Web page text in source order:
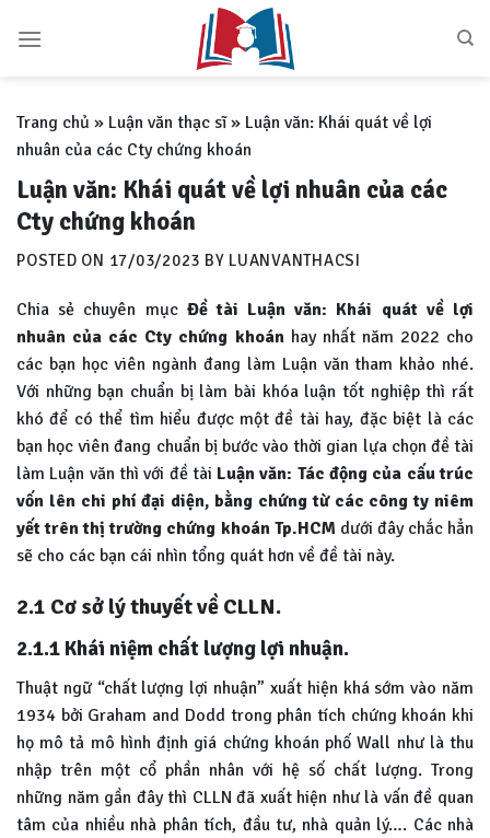
Trang chủ » Luận văn thạc sĩ» Luận văn: Khái quát về lợi
nhuân của các Cty chứng khoán
Luận văn: Khái quát về lợi nhuân của các
Cty chứng khoán
POSTED ON 17/03/2023 BY LUANVANTHACSI
Chia sẻ chuyên mụcĐề tài Luận văn: Khái quát về lợi
nhuân của các Cty chứng khoán hay nhất năm 2022 cho
các bạn học viên ngành đang làm Luận văn tham khảo nhé.
Với những bạn chuẩn bị làm bài khóa luận tốt nghiệp thì rất
khó để có thể tìm hiểu được một đề tài hay, đặc biệt là các
bạn học viên đang chuẩn bị bước vào thời gian lựa chọn đề tài
làm Luận văn thì với đề tài Luận văn: Tác động của cấu trúc
vốn lên chi phí đại diện, bằng chứng từ các công ty niêm
yết trên thị trường chứng khoán Tp.HCM dưới đây chắc hẳn
sẽ cho các bạn cái nhìn tổng quát hơn về đề tài này.
2.1 Cơ sở lý thuyết về CLLN.
2.1.1 Khái niệm chất lượng lợi nhuận.
Thuật ngữ “chất lượng lợi nhuận” xuất hiện khá sớm vào năm
1934 bởi Graham and Dodd trong phân tích chứng khoán khi
họ mô tả mô hình định giá chứng khoán phố Wall như là thu
nhập trên một cổ phần nhân với hệ số chất lượng. Trong
những năm gần đây thì CLLN đã xuất hiện như là vấn đề quan
tâm của nhiều nhà phân tích, đầu tư, nhà quản lý…. Các nhà